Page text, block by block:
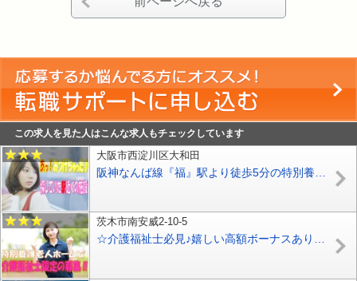
この求人を見た人はこんな求人もチェックしています
大阪市西淀川区大和田
茨木市南安威2-10-5
☆介護福祉士必見♪嬉しい高額ボーナスあり♪特別養護老人ホームでの介護職で正社員募集♪スキルアップしながら働けます♪【茨木市】【正社員】【ID：1325-ib-kf-s-s】